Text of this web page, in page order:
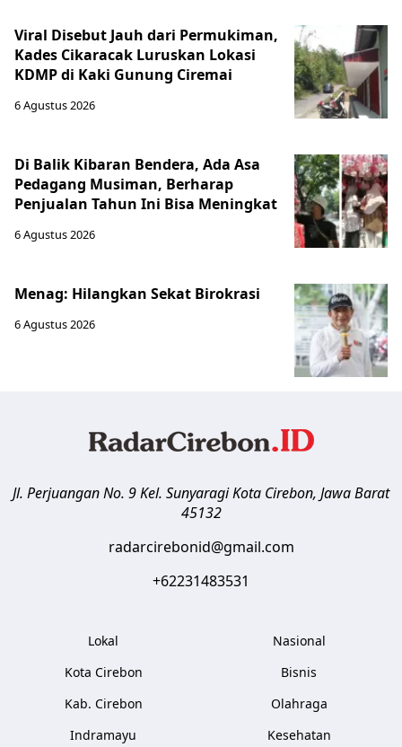
Viral Disebut Jauh dari Permukiman,
Kades Cikaracak Luruskan Lokasi
KDMP di Kaki Gunung Ciremai
6 Agustus 2026
Di Balik Kibaran Bendera, Ada Asa
Pedagang Musiman, Berharap
Penjualan Tahun Ini Bisa Meningkat
6 Agustus 2026
Menag: Hilangkan Sekat Birokrasi
6 Agustus 2026
Jl. Perjuangan No. 9 Kel. SunyaragiKota Cirebon, Jawa Barat
45132
radarcirebonid@gmail.com
+62231483531
Lokal
Kota Cirebon
Kab. Cirebon
Indramayu
Nasional
Bisnis
Olahraga
Kesehatan